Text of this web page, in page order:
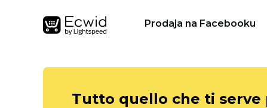
Prodaja na Facebooku
Tutto quello che ti serve